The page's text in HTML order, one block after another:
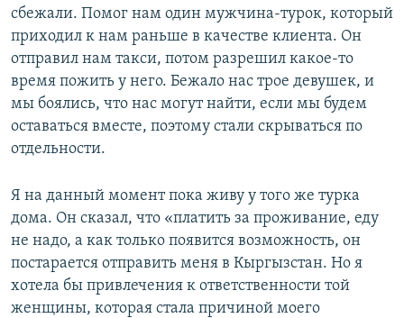
сбежали. Помог нам один мужчина-турок, который
приходил к нам раньше в качестве клиента. Он
отправил нам такси, потом разрешил какое-то
время пожить у него. Бежало нас трое девушек, и
мы боялись, что нас могут найти, если мы будем
оставаться вместе, поэтому стали скрываться по
отдельности.
Я на данный момент пока живу у того же турка
дома. Он сказал, что «платить за проживание, еду
не надо, а как только появится возможность, он
постарается отправить меня в Кыргызстан. Но я
хотела бы привлечения к ответственности той
женщины, которая стала причиной моего